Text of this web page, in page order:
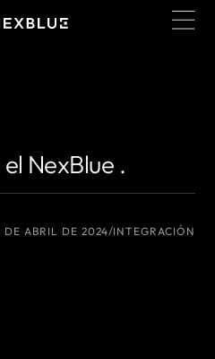
NexBlue .
DE ABRIL DE 2024 INTEGRACIÓN